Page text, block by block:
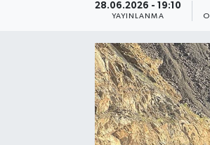
28.06.2026 - 19:10
YAYINLANMA